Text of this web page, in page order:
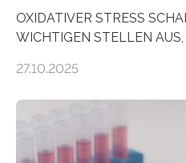
OXIDATIVER STRESS
WICHTIGEN STELLEN
aus dem Deutschen
im Journal Circulation,
der Hypertrophen
kann und wie sich durch
27.10.2025